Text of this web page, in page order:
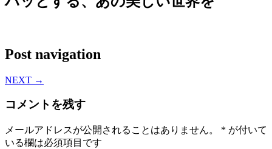
Post navigation
NEXT →
コメントを残す
メールアドレスが公開されることはありません。 * が付いて
いる欄は必須項目です